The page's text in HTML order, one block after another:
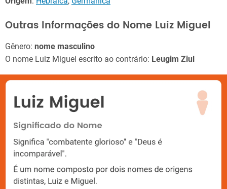
Outras Informações do Nome Luiz Miguel
Gênero: nome masculino
O nome Luiz Miguel escrito ao contrário: Leugim Ziul